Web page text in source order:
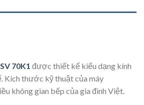
70K1 được thiết kế kiểu dạng kính
Kích thước kỹ thuật của máy
không gian bếp của gia đình Việt.